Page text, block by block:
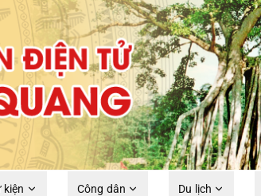
kiện Công dân Du lịch